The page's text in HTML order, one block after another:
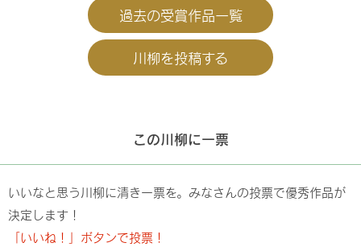
過去の受賞作品一覧
川柳を投稿する
この川柳に一票
いいなと思う川柳に清き一票を。みなさんの投票で優秀作品が
決定します！
「いいね！」ボタンで投票！